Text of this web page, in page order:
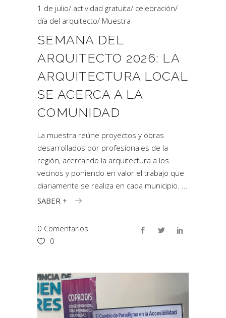
1 de julio/ actividad gratuita/ celebración/
día del arquitecto/ Muestra
SEMANA DEL
ARQUITECTO 2026: LA
ARQUITECTURA LOCAL
SE ACERCA A LA
COMUNIDAD
La muestra reúne proyectos y obras
desarrollados por profesionales de la
región, acercando la arquitectura a los
vecinos y poniendo en valor el trabajo que
diariamente se realiza en cada municipio.
SABER +
0 Comentarios
0